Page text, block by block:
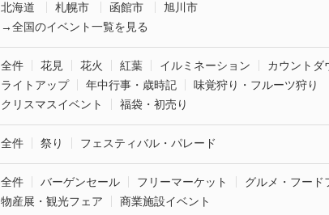
北海道 札幌市 函館市
旭川市
→全国のイベント一覧を見る
全件 花見 花火 紅葉 イルミネーション カウントダ
ライトアップ
年中行事・歳時記
味覚狩り・フルーツ狩り
クリスマスイベント
福袋・初売り
全件 祭り フェスティバル・パレード
全件 バーゲンセール フリーマーケット
グルメ・フード
物産展・観光フェア
商業施設イベント